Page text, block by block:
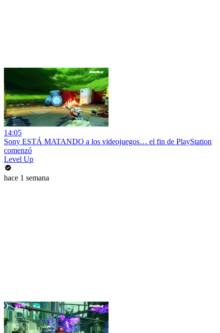
14:05
Sony ESTÁ MATANDO a los videojuegos… el fin de PlayStation
comenzó
Level Up
hace 1 semana